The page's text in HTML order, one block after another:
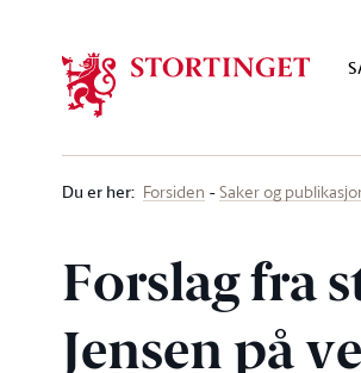
Du er her: Forsiden Saker og
Forslag fra
Jensen på